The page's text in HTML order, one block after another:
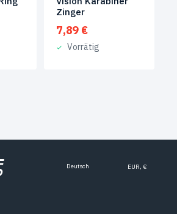
Zinger
7,89 €
Vorrätig
Deutsch EUR, €